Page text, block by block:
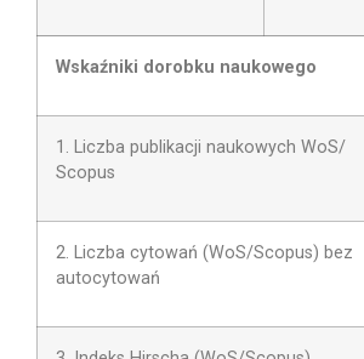
Wskaźniki dorobku naukowego
1. Liczba publikacji naukowych WoS/
Scopus
2. Liczba cytowań (WoS/Scopus) bez
autocytowań